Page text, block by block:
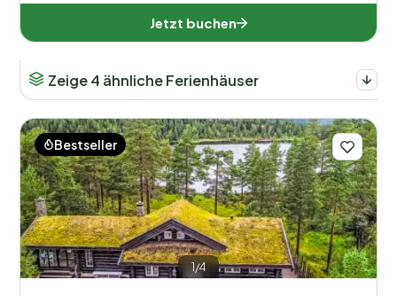
Jetzt buchen
Zeige 4 ähnliche Ferienhäuser
1/4
Bestseller